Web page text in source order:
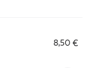
8,50 €